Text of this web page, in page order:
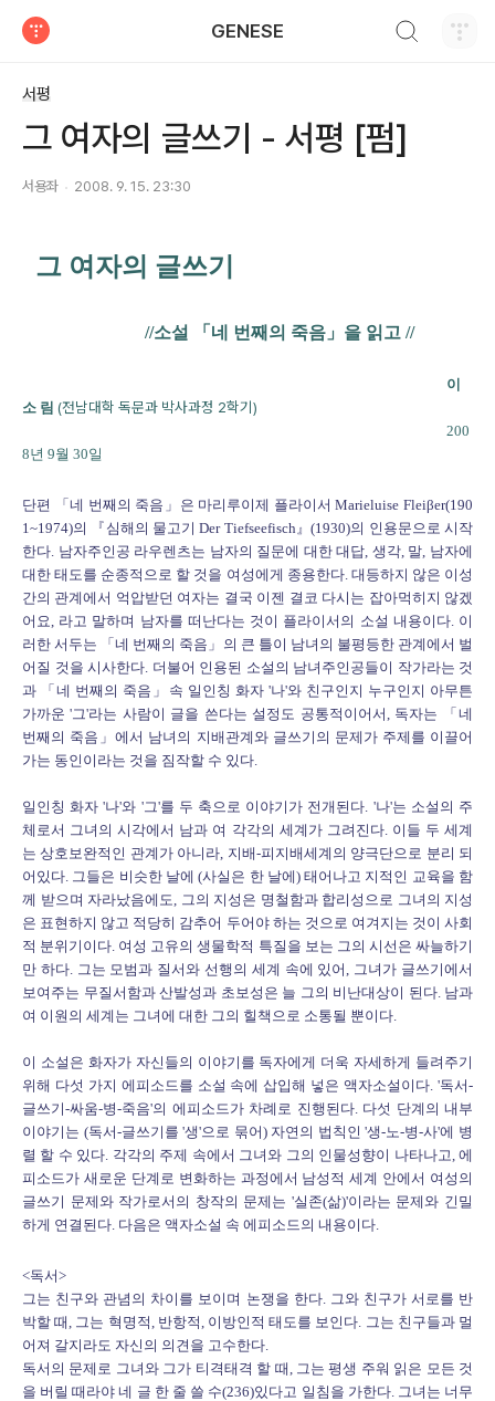
GENESE
서평
그 여자의 글쓰기 - 서평 [펌]
서용좌 2008. 9. 15. 23:30
그 여자의 글쓰기
//소설 「네 번째의 죽음」을 읽고 //
이
소 림 (전남대학 독문과 박사과정 2학기)
200
8년 9월 30일
단편 「네 번째의 죽음」은 마리루이제 플라이서 Marieluise Fleiβer(190
1~1974)의 『심해의 물고기 Der Tiefseefisch』(1930)의 인용문으로 시작
한다. 남자주인공 라우렌츠는 남자의 질문에 대한 대답, 생각, 말, 남자에
대한 태도를 순종적으로 할 것을 여성에게 종용한다. 대등하지 않은 이성
간의 관계에서 억압받던 여자는 결국 이젠 결코 다시는 잡아먹히지 않겠
어요, 라고 말하며 남자를 떠난다는 것이 플라이서의 소설 내용이다. 이
러한 서두는 「네 번째의 죽음」의 큰 틀이 남녀의 불평등한 관계에서 벌
어질 것을 시사한다. 더불어 인용된 소설의 남녀주인공들이 작가라는 것
과 「네 번째의 죽음」속 일인칭 화자 '나'와 친구인지 누구인지 아무튼
가까운 '그'라는 사람이 글을 쓴다는 설정도 공통적이어서, 독자는 「네
번째의 죽음」에서 남녀의 지배관계와 글쓰기의 문제가 주제를 이끌어
가는 동인이라는 것을 짐작할 수 있다.
일인칭 화자 '나'와 '그'를 두 축으로 이야기가 전개된다. '나'는 소설의 주
체로서 그녀의 시각에서 남과 여 각각의 세계가 그려진다. 이들 두 세계
는 상호보완적인 관계가 아니라, 지배-피지배세계의 양극단으로 분리 되
어있다. 그들은 비슷한 날에 (사실은 한 날에) 태어나고 지적인 교육을 함
께 받으며 자라났음에도, 그의 지성은 명철함과 합리성으로 그녀의 지성
은 표현하지 않고 적당히 감추어 두어야 하는 것으로 여겨지는 것이 사회
적 분위기이다. 여성 고유의 생물학적 특질을 보는 그의 시선은 싸늘하기
만 하다. 그는 모범과 질서와 선행의 세계 속에 있어, 그녀가 글쓰기에서
보여주는 무질서함과 산발성과 초보성은 늘 그의 비난대상이 된다. 남과
여 이원의 세계는 그녀에 대한 그의 힐책으로 소통될 뿐이다.
이 소설은 화자가 자신들의 이야기를 독자에게 더욱 자세하게 들려주기
위해 다섯 가지 에피소드를 소설 속에 삽입해 넣은 액자소설이다. '독서-
글쓰기-싸움-병-죽음'의 에피소드가 차례로 진행된다. 다섯 단계의 내부
이야기는 (독서-글쓰기를 '생'으로 묶어) 자연의 법칙인 '생-노-병-사'에 병
렬 할 수 있다. 각각의 주제 속에서 그녀와 그의 인물성향이 나타나고, 에
피소드가 새로운 단계로 변화하는 과정에서 남성적 세계 안에서 여성의
글쓰기 문제와 작가로서의 창작의 문제는 '실존(삶)'이라는 문제와 긴밀
하게 연결된다. 다음은 액자소설 속 에피소드의 내용이다.
<독서>
그는 친구와 관념의 차이를 보이며 논쟁을 한다. 그와 친구가 서로를 반
박할 때, 그는 혁명적, 반항적, 이방인적 태도를 보인다. 그는 친구들과 멀
어져 갈지라도 자신의 의견을 고수한다.
독서의 문제로 그녀와 그가 티격태격 할 때, 그는 평생 주워 읽은 모든 것
을 버릴 때라야 네 글 한 줄 쓸 수(236)있다고 일침을 가한다. 그녀는 너무